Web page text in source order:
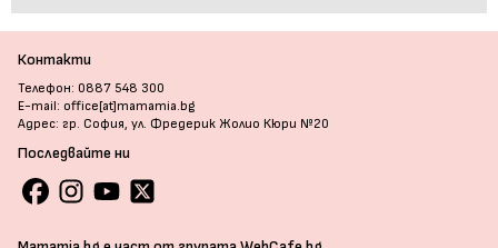
Контакти
Телефон: 0887 548 300
E-mail: office[at]mamamia.bg
Адрес: гр. София, ул. Фредерик Жолио Кюри №20
Последвайте ни